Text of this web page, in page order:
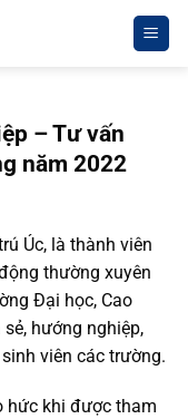
– Tư vấn
năm 2022
Úc, là thành viên
thường xuyên
Đại học, Cao
hướng nghiệp,
viên các trường.
hức khi được tham